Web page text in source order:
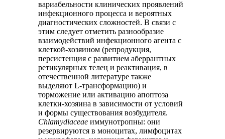
вариабельности клинических проявлений
инфекционного процесса и вероятных
диагностических сложностей. В связи с
этим следует отметить разнообразие
взаимодействий инфекционного агента с
клеткой-хозяином (репродукция,
персистенция с развитием аберрантных
ретикулярных телец и реактивация, в
отечественной литературе также
выделяют L-трансформацию) и
торможение или активацию апоптоза
клетки-хозяина в зависимости от условий
и формы существования возбудителя.
Chlamуdiaceae иммунотропны: они
резервируются в моноцитах, лимфоцитах